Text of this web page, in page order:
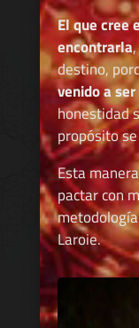
El que cree
encontrarla
destino,
venido a
honestidad
propósito
Esta
pactar con
Laroie.